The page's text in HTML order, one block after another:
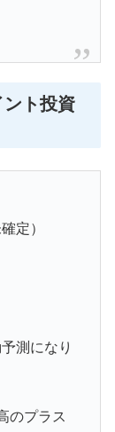
ト投資
定）
測になり
のプラス